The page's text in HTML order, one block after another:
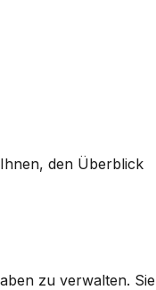
den Überblick
zu verwalten. Sie